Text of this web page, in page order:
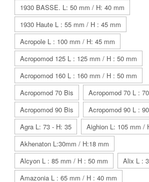
1930 BASSE. L: 50 mm / H: 40 mm
1930 Haute L : 55 mm / H : 45 mm
Acropole L : 100 mm / H: 45 mm
Acropomod 125 L : 125 mm / H : 50 mm
Acropomod 160 L : 160 mm / H : 50 mm
Acropomod 70 Bis
Acropomod 70 L :
Acropomod 90 Bis
Acropomod 90 L :
Agra L: 73 - H: 35
Aighion L: 105 mm /
Akhenaton L:30mm / H:18 mm
Alcyon L : 85 mm / H : 50 mm
Alix L :
Amazonia L : 65 mm / H : 40 mm